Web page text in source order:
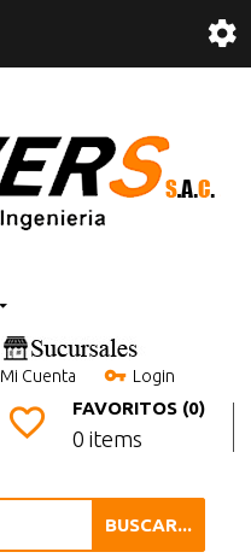
Mi Cuenta Login
FAVORITOS (0)
0 items
BUSCAR...